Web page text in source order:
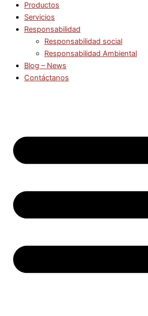
Productos
Servicios
Responsabilidad
Responsabilidad social
Responsabilidad Ambiental
Blog – News
Contáctanos